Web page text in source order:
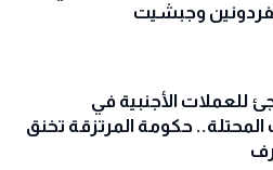
وجبشيت
للعملات الأجنبية في
حكومة المرتزقة تخنق